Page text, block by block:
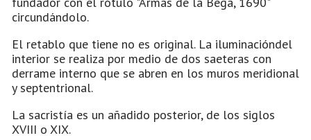
circundándolo.
El retablo que tiene no es original. La iluminacióndel
interior se realiza por medio de dos saeteras con
derrame interno que se abren en los muros meridional
y septentrional.
La sacristía es un añadido posterior, de los siglos
XVIII o XIX.